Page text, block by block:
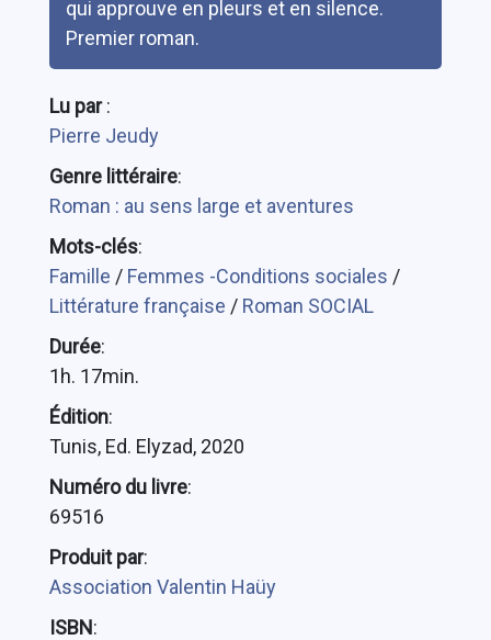
qui approuve en pleurs et en silence.
Premier roman.
Lu par:
Pierre Jeudy
Genre littéraire:
Roman : au sens large et aventures
Mots-clés:
Famille / Femmes -Conditions sociales /
Littérature française / Roman SOCIAL
Durée:
1h. 17min.
Édition:
Tunis, Ed. Elyzad, 2020
Numéro du livre:
69516
Produit par:
Association Valentin Haüy
ISBN: